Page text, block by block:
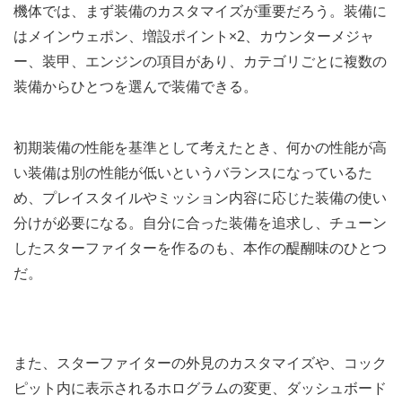
機体では、まず装備のカスタマイズが重要だろう。装備に
はメインウェポン、増設ポイント×2、カウンターメジャ
ー、装甲、エンジンの項目があり、カテゴリごとに複数の
装備からひとつを選んで装備できる。
初期装備の性能を基準として考えたとき、何かの性能が高
い装備は別の性能が低いというバランスになっているた
め、プレイスタイルやミッション内容に応じた装備の使い
分けが必要になる。自分に合った装備を追求し、チューン
したスターファイターを作るのも、本作の醍醐味のひとつ
だ。
また、スターファイターの外見のカスタマイズや、コック
ピット内に表示されるホログラムの変更、ダッシュボード